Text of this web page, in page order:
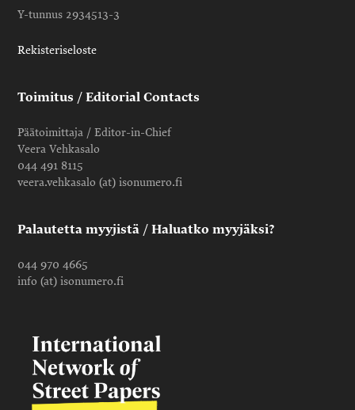
Y-tunnus 2934513-3
Rekisteriseloste
Toimitus / Editorial Contacts
Päätoimittaja / Editor-in-Chief
Veera Vehkasalo
044 491 8115
veera.vehkasalo (at) isonumero.fi
Palautetta myyjistä / Haluatko myyjäksi?
044 970 4665
info (at) isonumero.fi